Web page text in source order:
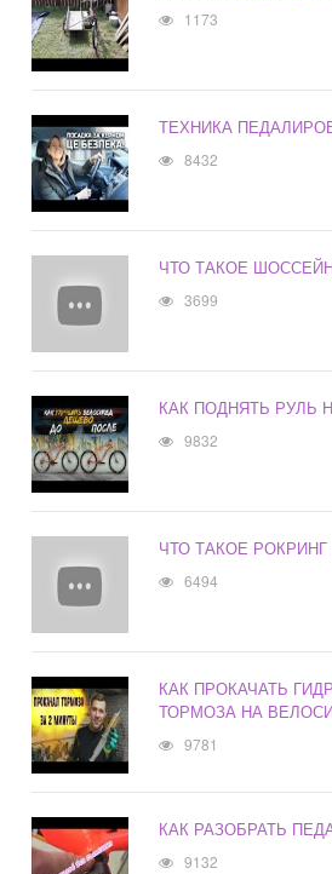
1173
ТЕХНИКА
8432
ЧТО ТАКОЕ
3699
КАК ПОДНЯТЬ РУЛЬ
9832
ЧТО ТАКОЕ
6494
КАК ПРОКАЧАТЬ
ТОРМОЗА НА
9781
КАК РАЗОБРАТЬ
9132